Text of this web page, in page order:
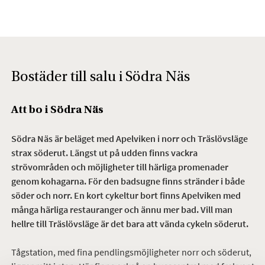
Bostäder till salu i Södra Näs
Att bo i Södra Näs
Södra Näs är beläget med Apelviken i norr och Träslövsläge
strax söderut. Längst ut på udden finns vackra
strövområden och möjligheter till härliga promenader
genom kohagarna. För den badsugne finns stränder i både
söder och norr. En kort cykeltur bort finns Apelviken med
många härliga restauranger och ännu mer bad. Vill man
hellre till Träslövsläge är det bara att vända cykeln söderut.
Tågstation, med fina pendlingsmöjligheter norr och söderut,